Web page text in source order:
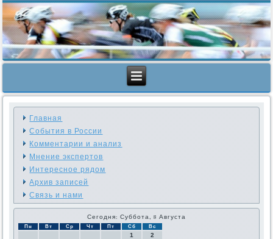
Главная
События в России
Комментарии и анализ
Мнение экспертов
Интересное рядом
Архив записей
Связь и нами
Сегодня: Суббота, 8 Августа
Пн Вт Ср Чт Пт Сб Вс
1
2